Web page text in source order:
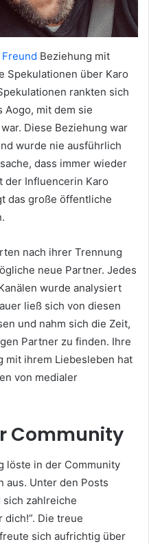
Beziehung mit
Spekulationen über Karo
rankten sich
Aogo, mit dem sie
Diese Beziehung war
wurde nie ausführlich
dass immer wieder
der Influencerin Karo
das große öffentliche
nach ihrer Trennung
neue Partner. Jedes
wurde analysiert
ließ sich von diesen
und nahm sich die Zeit,
Partner zu finden. Ihre
mit ihrem Liebesleben hat
von medialer
Community
löste in der Community
aus. Unter den Posts
sich zahlreiche
dich!”. Die treue
sich aufrichtig über